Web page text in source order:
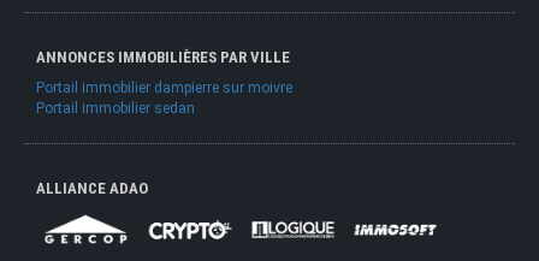
ANNONCES IMMOBILIÈRES PAR VILLE
Portail immobilier dampierre sur moivre
Portail immobilier sedan
ALLIANCE ADAO